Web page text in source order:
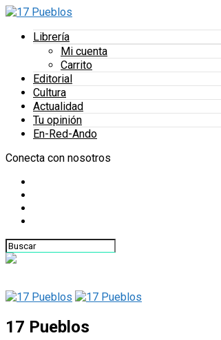
Librería
Mi cuenta
Carrito
Editorial
Cultura
Actualidad
Tu opinión
En-Red-Ando
Conecta con nosotros
17 Pueblos